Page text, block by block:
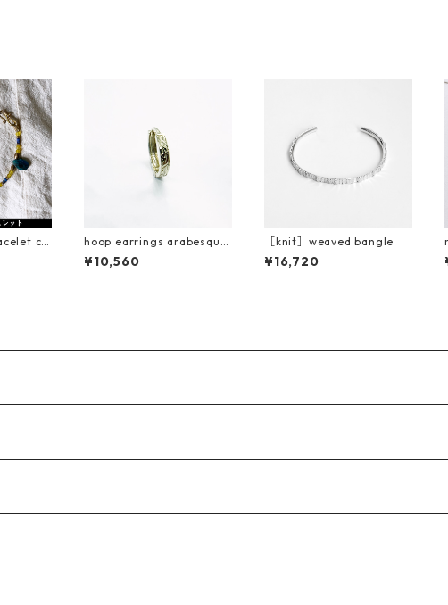
c-
hoop earrings arabesque
/ K10YG
¥10,560
［knit］weaved bangle
¥16,720